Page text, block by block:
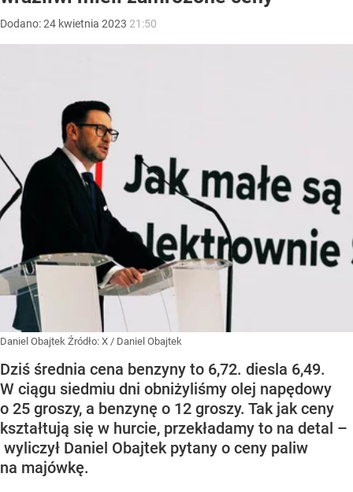
Dodano:24 kwietnia 2023 21:50
Daniel Obajtek Źródło: X / Daniel Obajtek
Dziś średnia cena benzyny to 6,72. diesla 6,49.
W ciągu siedmiu dni obniżyliśmy olej napędowy
o 25 groszy, a benzynę o 12 groszy. Tak jak ceny
kształtują się w hurcie, przekładamy to na detal –
wyliczył Daniel Obajtek pytany o ceny paliw
na majówkę.